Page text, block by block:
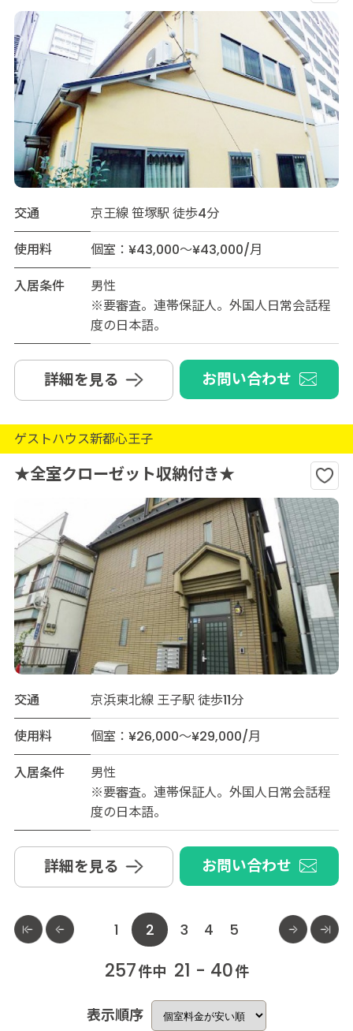
交通
京王線 笹塚駅 徒歩4分
使用料
個室：¥43,000～¥43,000/月
入居条件
男性
※要審査。連帯保証人。外国人日常会話程
度の日本語。
詳細を見る お問い合わせ
ゲストハウス新都心王子
★全室クローゼット収納付き★
交通
京浜東北線 王子駅 徒歩11分
使用料
個室：¥26,000～¥29,000/月
入居条件
男性
※要審査。連帯保証人。外国人日常会話程
度の日本語。
詳細を見る お問い合わせ
1 2 3 4 5
257件中 21 - 40件
表示順序